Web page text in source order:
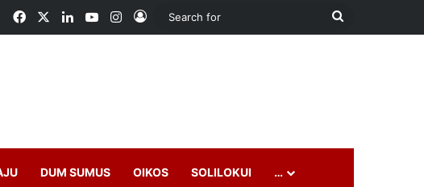
FacebookLinkedInYouTubeInstagram
Log In
Search
DUM SUMUS OIKOS SOLILOKUI …